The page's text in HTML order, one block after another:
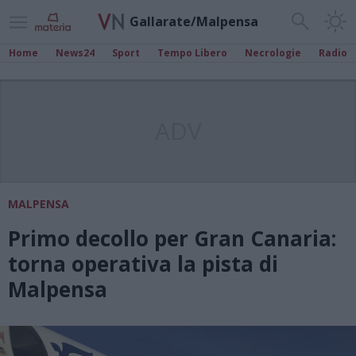
Gallarate/Malpensa
Home News24 Sport Tempo Libero Necrologie Radio
MALPENSA
Primo decollo per Gran Canaria:
torna operativa la pista di
Malpensa